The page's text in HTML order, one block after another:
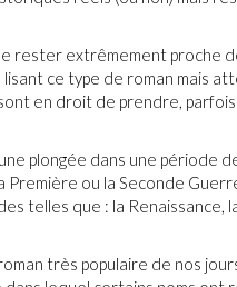
rester extrêmement proche
ce type de roman mais
en droit de prendre,
plongée dans une période
ou la Seconde
telles que : la Renaissance,
très populaire de nos